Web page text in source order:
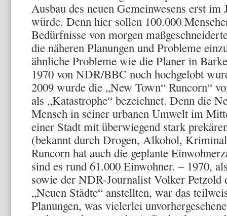
Ausbau des neuen Gemeinwesens erst im
würde. Denn hier sollen 100.000
Bedürfnisse von morgen
die näheren Planungen und Probleme
ähnliche Probleme wie die Planer in
1970 von NDR/BBC noch hochgelobt
2009 wurde die „New Town“ Runcorn“
als „Katastrophe“ bezeichnet. Denn die
Mensch in seiner urbanen Umwelt im
einer Stadt mit überwiegend stark
(bekannt durch Drogen, Alkohol,
Runcorn hat auch die geplante
sind es rund 61.000 Einwohner. – 1970,
sowie der NDR-Journalist Volker Petzold
„Neuen Städte“ anstellten, war das
Planungen, was vielerlei